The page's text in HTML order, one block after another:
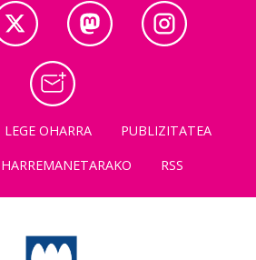
LEGE OHARRA
PUBLIZITATEA
HARREMANETARAKO RSS